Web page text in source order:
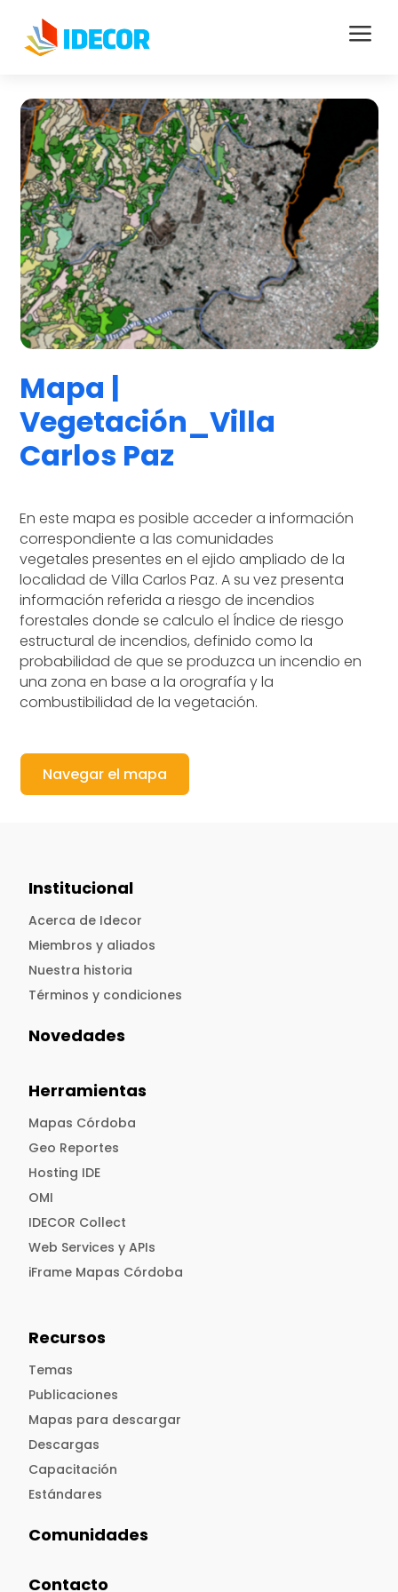
a
Mapa |
Vegetación_Villa
Carlos Paz
En este mapa es posible acceder a información
correspondiente a las comunidades
vegetales presentes en el ejido ampliado de la
localidad de Villa Carlos Paz. A su vez presenta
información referida a riesgo de incendios
forestales donde se calculo el Índice de riesgo
estructural de incendios, definido como la
probabilidad de que se produzca un incendio en
una zona en base a la orografía y la
combustibilidad de la vegetación.
Navegar el mapa
Institucional
Acerca de Idecor
Miembros y aliados
Nuestra historia
Términos y condiciones
Novedades
Herramientas
Mapas Córdoba
Geo Reportes
Hosting IDE
OMI
IDECOR Collect
Web Services y APIs
iFrame Mapas Córdoba
Recursos
Temas
Publicaciones
Mapas para descargar
Descargas
Capacitación
Estándares
Comunidades
Contacto